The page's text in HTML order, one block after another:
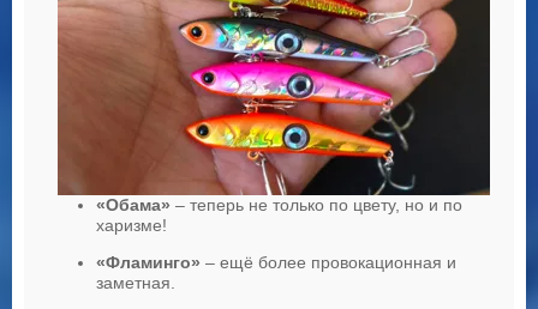
«Обама» – теперь не только по цвету, но и по
харизме!
«Фламинго» – ещё более провокационная и
заметная.